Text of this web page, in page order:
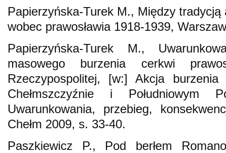
Papierzyńska-Turek M., Między
wobec prawosławia 1918-1939,
Papierzyńska-Turek M.,
masowego burzenia cerkwi
Rzeczypospolitej, [w:] Akcja burzenia
Chełmszczyźnie i
Uwarunkowania, przebieg,
Chełm 2009, s. 33-40.
Paszkiewicz P., Pod berłem